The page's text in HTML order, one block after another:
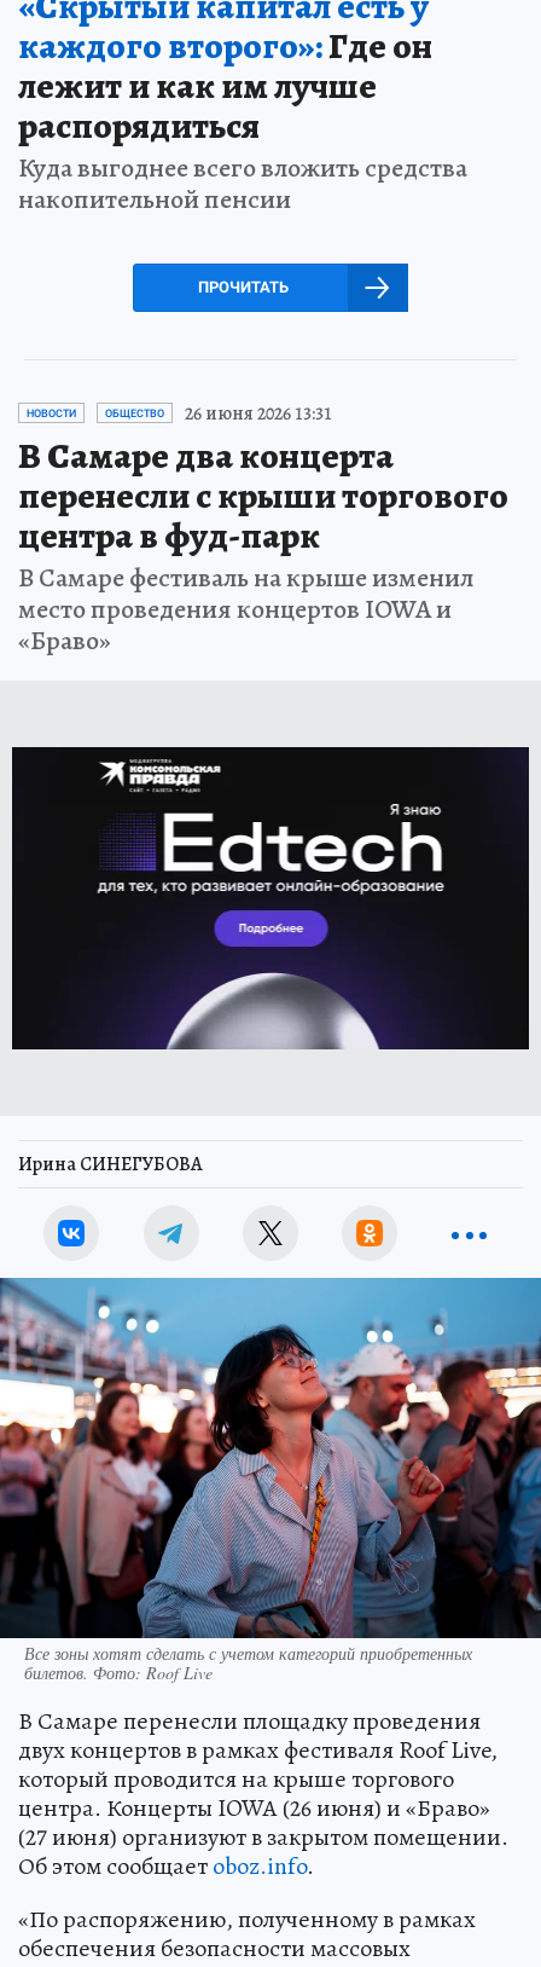
каждого второго»:Где он
лежит и как им лучше
распорядиться
Куда выгоднее всего вложить средства
накопительной пенсии
ПРОЧИТАТЬ
НОВОСТИ ОБЩЕСТВО 26 июня 2026 13:31
В Самаре два концерта
перенесли с крыши торгового
центра в фуд-парк
В Самаре фестиваль на крыше изменил
место проведения концертов IOWA и
«Браво»
Ирина СИНЕГУБОВА
Все зоны хотят сделать с учетом категорий приобретенных
билетов. Фото: Roof Live
В Самаре перенесли площадку проведения
двух концертов в рамках фестиваля Roof Live,
который проводится на крыше торгового
центра. Концерты IOWA (26 июня) и «Браво»
(27 июня) организуют в закрытом помещении.
Об этом сообщаетoboz.info.
«По распоряжению, полученному в рамках
обеспечения безопасности массовых